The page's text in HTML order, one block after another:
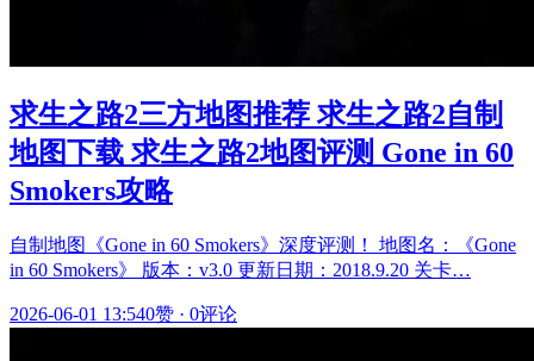
求生之路2三方地图推荐 求生之路2自制
地图下载 求生之路2地图评测 Gone in 60
Smokers攻略
自制地图《Gone in 60 Smokers》深度评测！ 地图名：《Gone
in 60 Smokers》 版本：v3.0 更新日期：2018.9.20 关卡…
2026-06-01 13:540赞 · 0评论